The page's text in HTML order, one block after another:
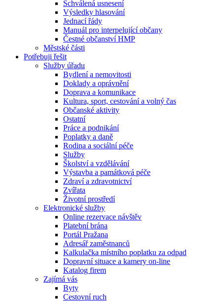
Schválená usnesení
Výsledky hlasování
Jednací řády
Manuál pro interpelující občany
Čestné občanství HMP
Městské části
Potřebuji řešit
Služby úřadu
Bydlení a nemovitosti
Doklady a oprávnění
Doprava a komunikace
Kultura, sport, cestování a volný čas
Občanské aktivity
Ostatní
Práce a podnikání
Poplatky a daně
Rodina a sociální péče
Služby
Školství a vzdělávání
Výstavba a památková péče
Zdraví a zdravotnictví
Zvířata
Životní prostředí
Elektronické služby
Online rezervace návštěv
Platební brána
Portál Pražana
Adresář zaměstnanců
Kalkulačka místního poplatku za odpad
Dopravní situace a kamery on-line
Katalog firem
Zajímá vás
Byty
Cestovní ruch